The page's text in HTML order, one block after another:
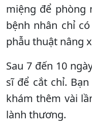
miệng để phòng
bệnh nhân chỉ
phẫu thuật nâng
Sau 7 đến 10
sĩ để cắt chỉ.
khám thêm vài
lành thương.